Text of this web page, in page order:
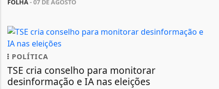
FOLHA- 07 DE AGOSTO
POLÍTICA
TSE cria conselho para monitorar
desinformação e IA nas eleições